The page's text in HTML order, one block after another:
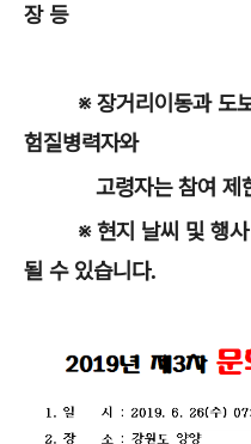
장 등
※장거리이동과 도
험질병력자와
고령자는 참여 제
※현지 날씨 및 행
될 수 있습니다.